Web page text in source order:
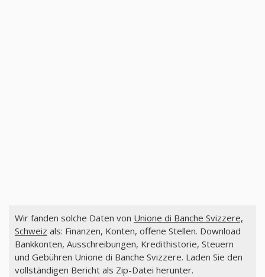
Wir fanden solche Daten von Unione di Banche Svizzere,
Schweiz als: Finanzen, Konten, offene Stellen. Download
Bankkonten, Ausschreibungen, Kredithistorie, Steuern
und Gebühren Unione di Banche Svizzere. Laden Sie den
vollständigen Bericht als Zip-Datei herunter.